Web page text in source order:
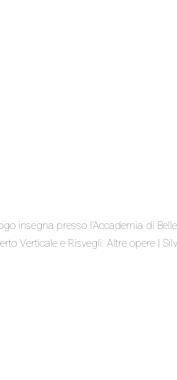
insegna presso l’Accademia di
e Risvegli. Altre opere |